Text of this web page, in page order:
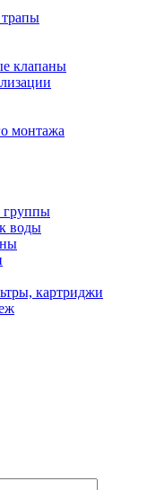
клапаны
монтажа
группы
воды
картриджи